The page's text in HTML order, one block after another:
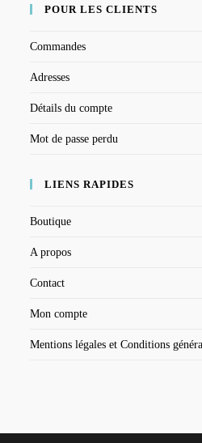
POUR LES CLIENTS
Commandes
Adresses
Détails du compte
Mot de passe perdu
LIENS RAPIDES
Boutique
A propos
Contact
Mon compte
Mentions légales et Conditions